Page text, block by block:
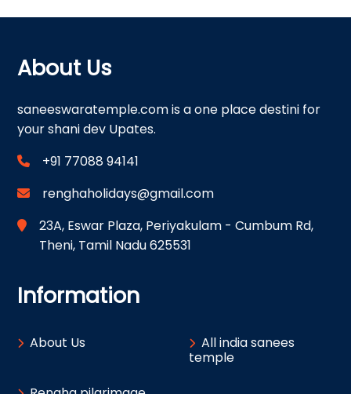
About Us
saneeswaratemple.com is a one place destini for
your shani dev Upates.
+91 77088 94141
renghaholidays@gmail.com
23A, Eswar Plaza, Periyakulam - Cumbum Rd,
Theni, Tamil Nadu 625531
Information
About Us
All india sanees
temple